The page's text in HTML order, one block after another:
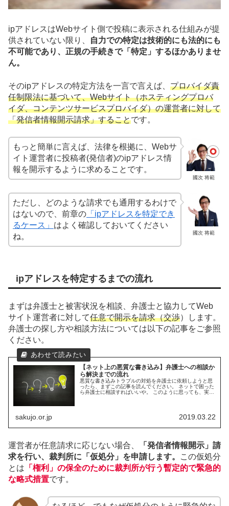
ipアドレスはWebサイト側で投稿に表示される仕組みが提
供されていない限り、
自力での特定は技術的にも法的にも
不可能であり、正規の手続きで「特定」するほかありませ
ん。
そのipアドレスの特定方法を一言で言えば、 プロバイダ責
任制限法に基づいて、Webサイト（ホスティングプロバ
イダ、コンテンツサービスプロバイダ）の運営者に対して
「発信者情報開示請求」することです。
國次 将範
もっと簡単に言えば、法律を根拠に、Webサ
イト運営者に投稿者(発信者)のipアドレス情
報を開示するように求めることです。
國次 将範
ただし、どのような請求でも通用するわけで
はないので、前章の 「ipアドレスを特定でき
るケース」 はよく確認しておいてください
ね。
ipアドレスを特定するまでの流れ
まずは弁護士と被害状況を相談、弁護士と協力してWeb
サイト運営者に対して任意で開示を請求（交渉）します。
弁護士の探し方や相談方法については以下の記事をご参照
ください。
【ネット上の悪質な書き込み】弁護士への相談か
ら解決までの流れ
悪質な書き込みトラブルの対処を弁護士に依頼しようと思
ったら、まずこの記事を読んでください。 ネットで困った
ら弁護士に相談すればいいや。 このように思っても、実際
sakujo.or.jp 2019.03.22
運営者が任意請求に応じない場合、
「発信者情報開示」請
求を行い、裁判所に「仮処分」を申請します。
この仮処分
とは 「権利」の保全のために裁判所が行う暫定的で緊急的
な略式措置です。